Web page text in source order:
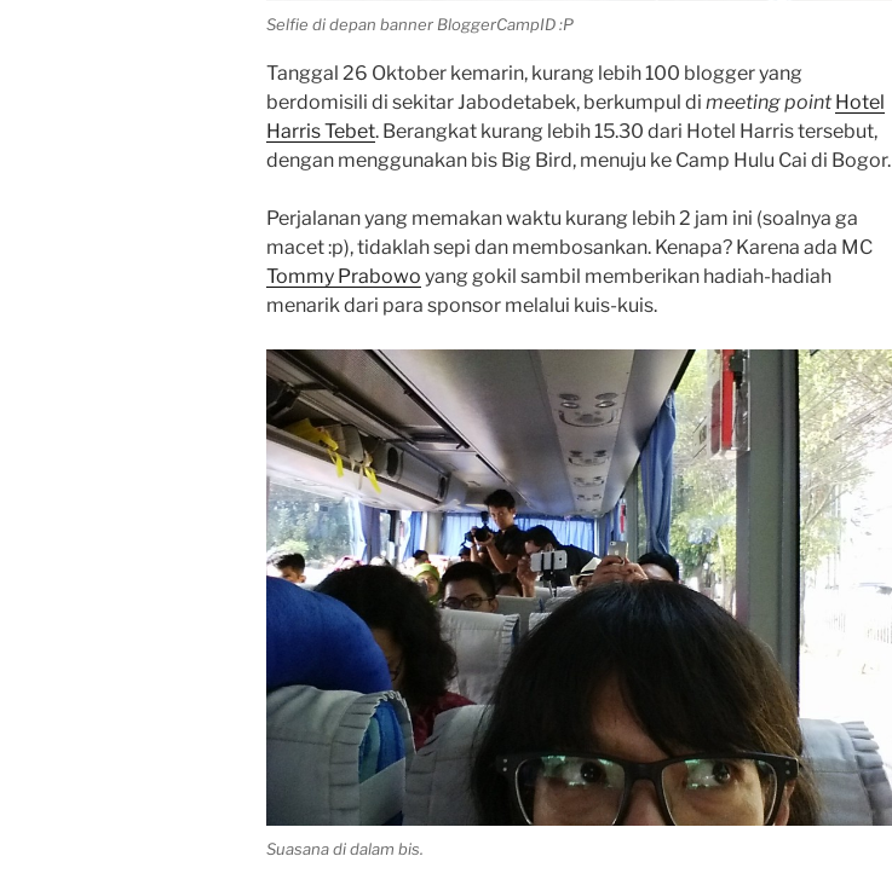
Selfie di depan banner BloggerCampID :P
Tanggal 26 Oktober kemarin, kurang lebih 100 blogger yang
berdomisili di sekitar Jabodetabek, berkumpul di meeting point Hotel
Harris Tebet. Berangkat kurang lebih 15.30 dari Hotel Harris tersebut,
dengan menggunakan bis Big Bird, menuju ke Camp Hulu Cai di Bogor.
Perjalanan yang memakan waktu kurang lebih 2 jam ini (soalnya ga
macet :p), tidaklah sepi dan membosankan. Kenapa? Karena ada MC
Tommy Prabowo yang gokil sambil memberikan hadiah-hadiah
menarik dari para sponsor melalui kuis-kuis.
Suasana di dalam bis.